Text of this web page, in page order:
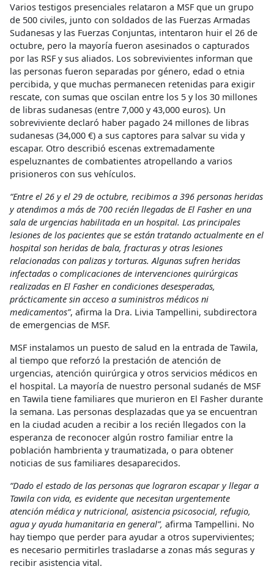
Varios testigos presenciales relataron a MSF que un grupo
de 500 civiles, junto con soldados de las Fuerzas Armadas
Sudanesas y las Fuerzas Conjuntas, intentaron huir el 26 de
octubre, pero la mayoría fueron asesinados o capturados
por las RSF y sus aliados. Los sobrevivientes informan que
las personas fueron separadas por género, edad o etnia
percibida, y que muchas permanecen retenidas para exigir
rescate, con sumas que oscilan entre los 5 y los 30 millones
de libras sudanesas (entre 7,000 y 43,000 euros). Un
sobreviviente declaró haber pagado 24 millones de libras
sudanesas (34,000 €) a sus captores para salvar su vida y
escapar. Otro describió escenas extremadamente
espeluznantes de combatientes atropellando a varios
prisioneros con sus vehículos.
“Entre el 26 y el 29 de octubre, recibimos a 396 personas heridas
y atendimos a más de 700 recién llegadas de El Fasher en una
sala de urgencias habilitada en un hospital. Las principales
lesiones de los pacientes que se están tratando actualmente en el
hospital son heridas de bala, fracturas y otras lesiones
relacionadas con palizas y torturas. Algunas sufren heridas
infectadas o complicaciones de intervenciones quirúrgicas
realizadas en El Fasher en condiciones desesperadas,
prácticamente sin acceso a suministros médicos ni
medicamentos”, afirma la Dra. Livia Tampellini, subdirectora
de emergencias de MSF.
MSF instalamos un puesto de salud en la entrada de Tawila,
al tiempo que reforzó la prestación de atención de
urgencias, atención quirúrgica y otros servicios médicos en
el hospital. La mayoría de nuestro personal sudanés de MSF
en Tawila tiene familiares que murieron en El Fasher durante
la semana. Las personas desplazadas que ya se encuentran
en la ciudad acuden a recibir a los recién llegados con la
esperanza de reconocer algún rostro familiar entre la
población hambrienta y traumatizada, o para obtener
noticias de sus familiares desaparecidos.
“Dado el estado de las personas que lograron escapar y llegar a
Tawila con vida, es evidente que necesitan urgentemente
atención médica y nutricional, asistencia psicosocial, refugio,
agua y ayuda humanitaria en general”, afirma Tampellini. No
hay tiempo que perder para ayudar a otros supervivientes;
es necesario permitirles trasladarse a zonas más seguras y
recibir asistencia vital.